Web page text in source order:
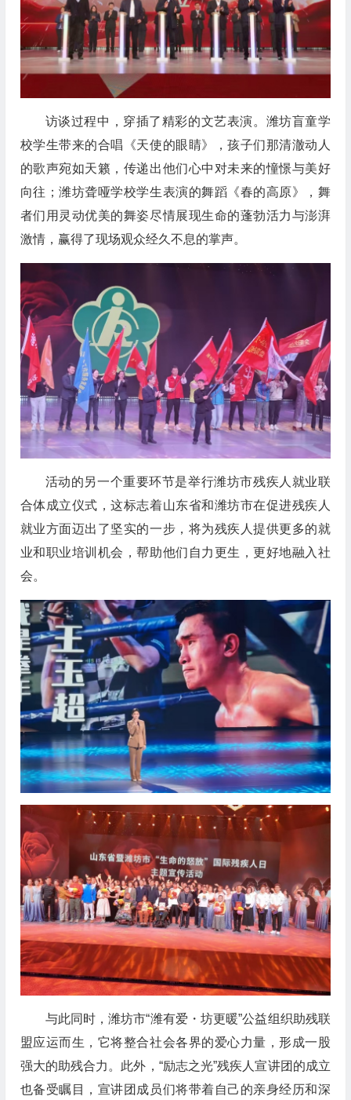
访谈过程中，穿插了精彩的文艺表演。潍坊盲童学
校学生带来的合唱《天使的眼睛》，孩子们那清澈动人
的歌声宛如天籁，传递出他们心中对未来的憧憬与美好
向往；潍坊聋哑学校学生表演的舞蹈《春的高原》，舞
者们用灵动优美的舞姿尽情展现生命的蓬勃活力与澎湃
激情，赢得了现场观众经久不息的掌声。
活动的另一个重要环节是举行潍坊市残疾人就业联
合体成立仪式，这标志着山东省和潍坊市在促进残疾人
就业方面迈出了坚实的一步，将为残疾人提供更多的就
业和职业培训机会，帮助他们自力更生，更好地融入社
会。
与此同时，潍坊市“潍有爱・坊更暖”公益组织助残联
盟应运而生，它将整合社会各界的爱心力量，形成一股
强大的助残合力。此外，“励志之光”残疾人宣讲团的成立
也备受瞩目，宣讲团成员们将带着自己的亲身经历和深